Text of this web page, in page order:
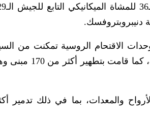
الاقتحام الروسية تمكنت من
دفاعية واسعة للعدو تزيد